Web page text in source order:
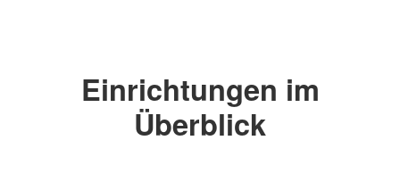
Einrichtungen im
Überblick